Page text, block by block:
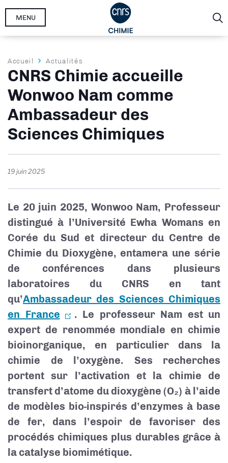
Aller
MENU
Fil
d'Ariane
Accueil Actualités
CNRS Chimie accueille
Wonwoo Nam comme
Ambassadeur des
Sciences Chimiques
19 juin 2025
Le 20 juin 2025, Wonwoo Nam, Professeur
distingué à l’Université Ewha Womans en
Corée du Sud et directeur du Centre de
Chimie du Dioxygène, entamera une série
de conférences dans plusieurs
laboratoires du CNRS en tant
qu’Ambassadeur des Sciences Chimiques
en France
. Le professeur Nam est un
expert de renommée mondiale en chimie
bioinorganique, en particulier dans la
chimie de l’oxygène. Ses recherches
portent sur l’activation et la chimie de
transfert d’atome du dioxygène (O₂) à l’aide
de modèles bio-inspirés d’enzymes à base
de fer, dans l’espoir de favoriser des
procédés chimiques plus durables grâce à
la catalyse biomimétique.